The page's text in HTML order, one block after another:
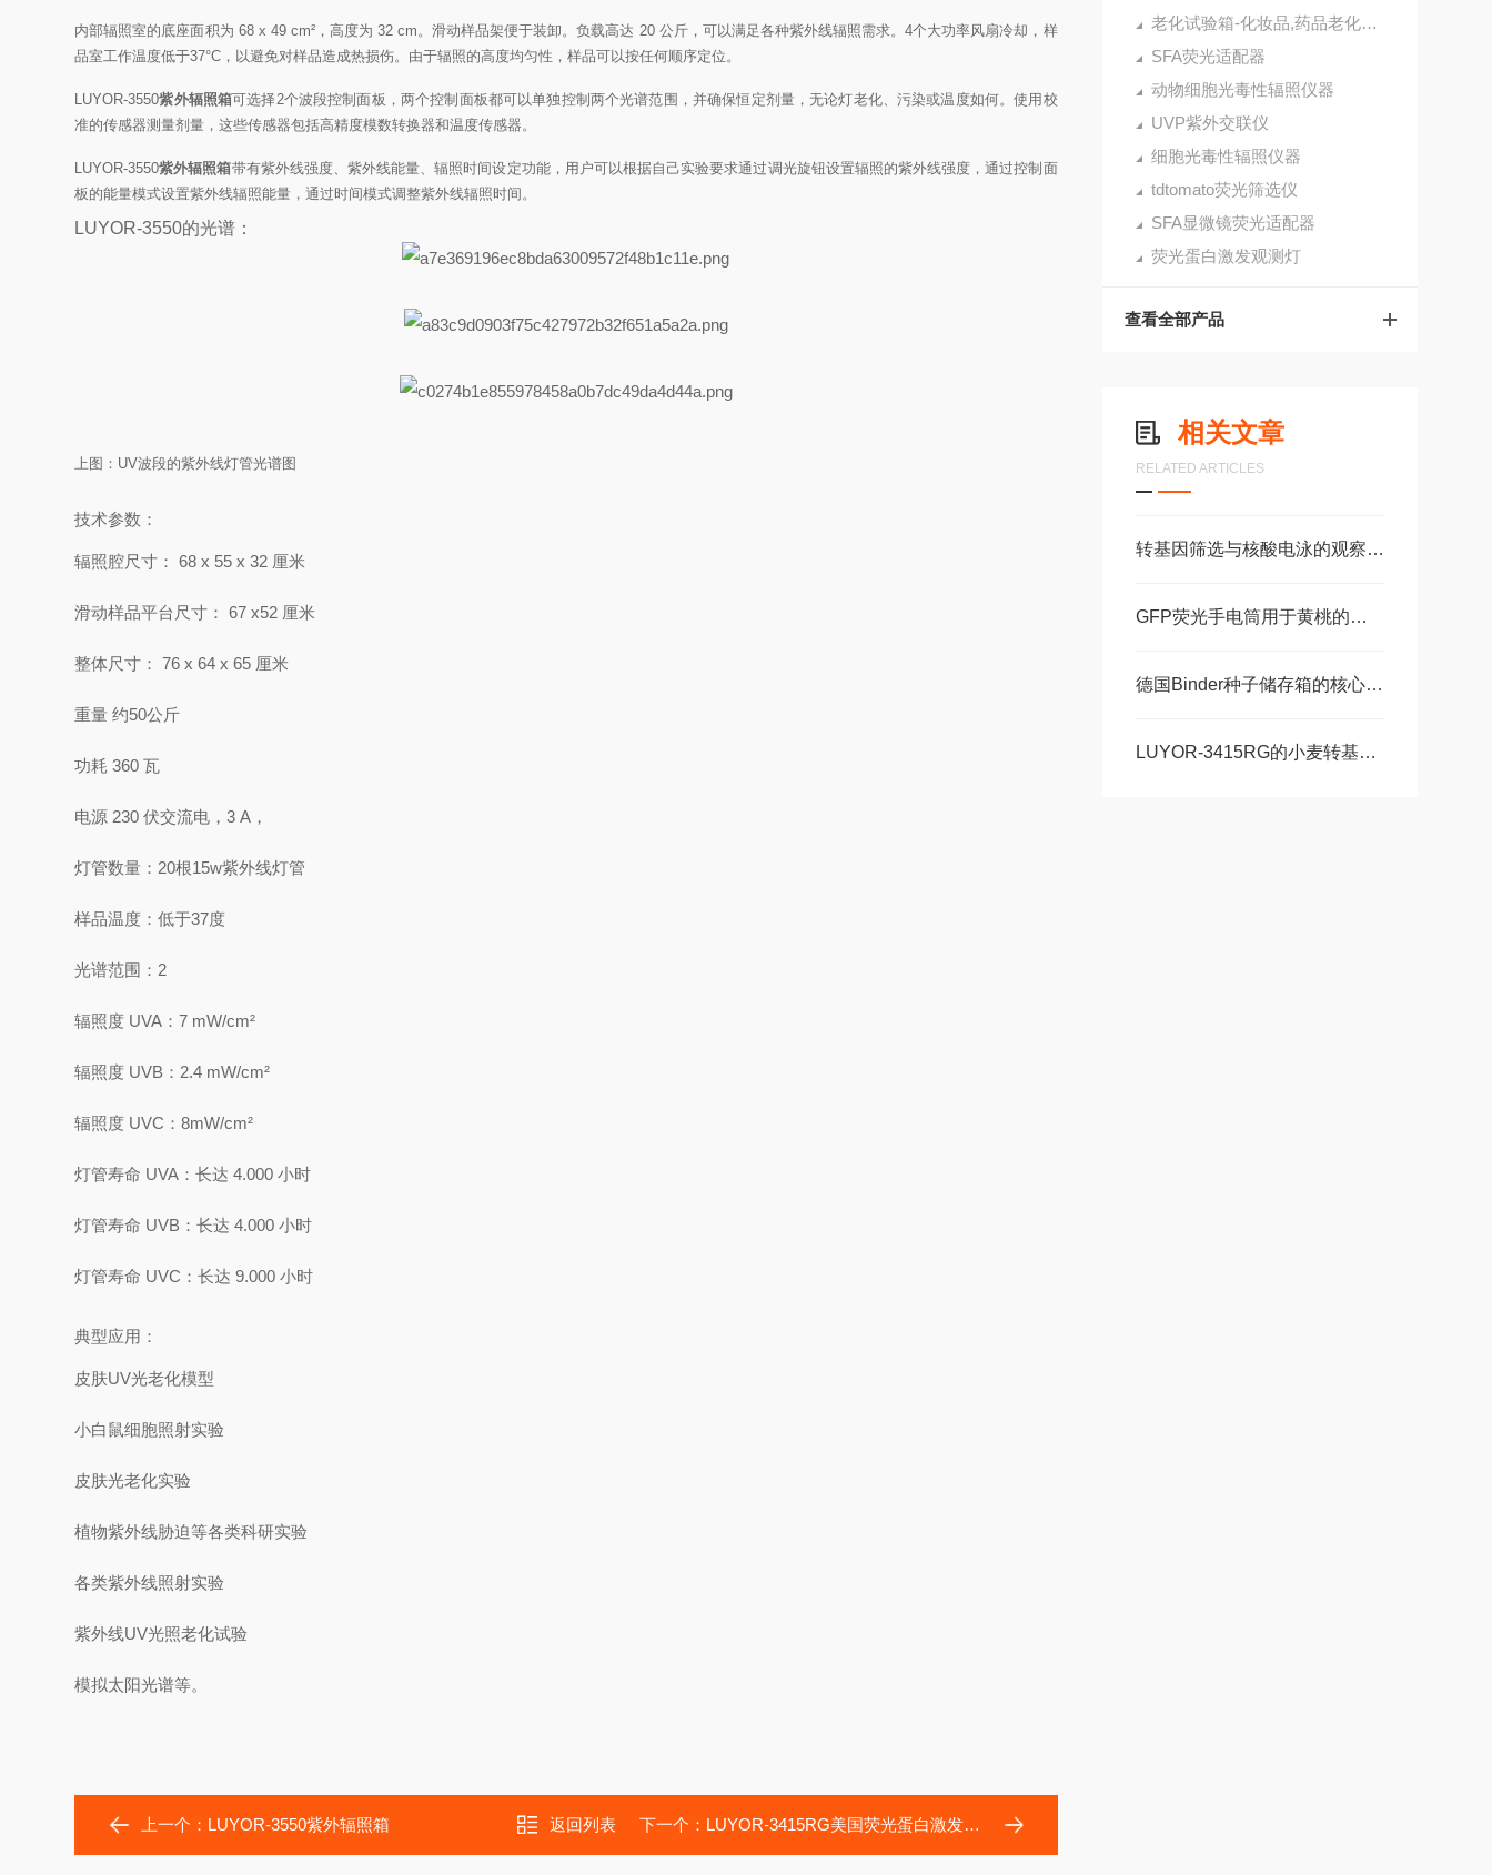
老化试验箱-化妆品,药品老化测试的好帮手
SFA荧光适配器
动物细胞光毒性辐照仪器
UVP紫外交联仪
细胞光毒性辐照仪器
tdtomato荧光筛选仪
SFA显微镜荧光适配器
荧光蛋白激发观测灯
查看全部产品
相关文章
RELATED ARTICLES
转基因筛选与核酸电泳的观察难点解析
GFP荧光手电筒用于黄桃的研究
德国Binder种子储存箱的核心优势分析
LUYOR-3415RG的小麦转基因植株GFP高效筛选
内部辐照室的底座面积为 68 x 49 cm²，高度为 32 cm。滑动样品架便于装卸。负载高达 20 公斤，可以满足各种紫外线辐照需求。4个大功率风扇冷却，样
品室工作温度低于37°C，以避免对样品造成热损伤。由于辐照的高度均匀性，样品可以按任何顺序定位。
LUYOR-3550紫外辐照箱可选择2个波段控制面板，两个控制面板都可以单独控制两个光谱范围，并确保恒定剂量，无论灯老化、污染或温度如何。使用校
准的传感器测量剂量，这些传感器包括高精度模数转换器和温度传感器。
LUYOR-3550紫外辐照箱带有紫外线强度、紫外线能量、辐照时间设定功能，用户可以根据自己实验要求通过调光旋钮设置辐照的紫外线强度，通过控制面
板的能量模式设置紫外线辐照能量，通过时间模式调整紫外线辐照时间。
LUYOR-3550的光谱：
上图：UV波段的紫外线灯管光谱图
技术参数：
辐照腔尺寸： 68 x 55 x 32 厘米
滑动样品平台尺寸： 67 x52 厘米
整体尺寸： 76 x 64 x 65 厘米
重量 约50公斤
功耗 360 瓦
电源 230 伏交流电，3 A，
灯管数量 ： 20根15w紫外线灯管
样品温度 ：低于37度
光谱范围 ： 2
辐照度 UVA ：7 mW/cm²
辐照度 UVB ： 2.4 mW/cm²
辐照度 UVC ：8mW/cm²
灯管寿命 UVA ：长达 4.000 小时
灯管寿命 UVB ：长达 4.000 小时
灯管寿命 UVC ：长达 9.000 小时
典型应用：
皮肤UV光老化模型
小白鼠细胞照射实验
皮肤光老化实验
植物紫外线胁迫等各类科研实验
各类紫外线照射实验
紫外线UV光照老化试验
模拟太阳光谱等。
上一个： LUYOR-3550紫外辐照箱 返回列表 下一个： LUYOR-3415RG美国荧光蛋白激发光源